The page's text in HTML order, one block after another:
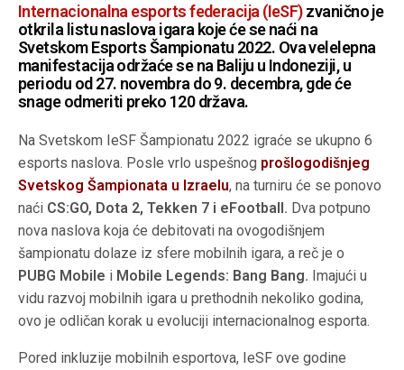
Internacionalna esports federacija (IeSF)zvanično je
otkrila listu naslova igara koje će se naći na
Svetskom Esports Šampionatu 2022. Ova velelepna
manifestacija održaće se na Baliju u Indoneziji, u
periodu od 27. novembra do 9. decembra, gde će
snage odmeriti preko 120 država.
Na Svetskom IeSF Šampionatu 2022 igraće se ukupno 6
esports naslova. Posle vrlo uspešnog prošlogodišnjeg
Svetskog Šampionata u Izraelu, na turniru će se ponovo
naći CS:GO, Dota 2, Tekken 7 i eFootball. Dva potpuno
nova naslova koja će debitovati na ovogodišnjem
šampionatu dolaze iz sfere mobilnih igara, a reč je o
PUBG Mobile i Mobile Legends: Bang Bang. Imajući u
vidu razvoj mobilnih igara u prethodnih nekoliko godina,
ovo je odličan korak u evoluciji internacionalnog esporta.
Pored inkluzije mobilnih esportova, IeSF ove godine